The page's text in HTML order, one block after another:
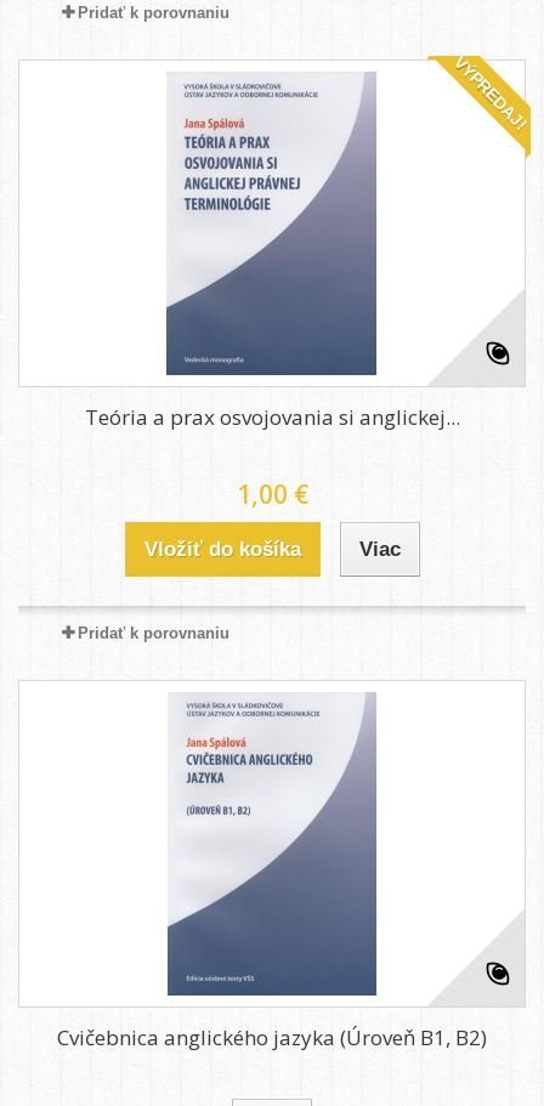
Pridať k porovnaniu
VÝPREDAJ!
Teória a prax osvojovania si anglickej...
1,00 €
Vložiť do košíka Viac
Pridať k porovnaniu
Cvičebnica anglického jazyka (Úroveň B1, B2)